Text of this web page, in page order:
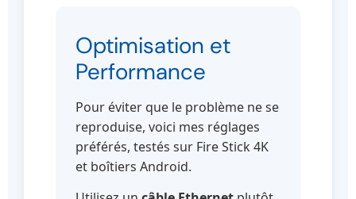
Optimisation et
Performance
Pour éviter que le problème ne se
reproduise, voici mes réglages
préférés, testés sur Fire Stick 4K
et boîtiers Android.